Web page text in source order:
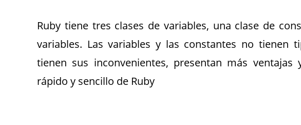
Ruby tiene tres clases de variables, una clase de
variables. Las variables y las constantes no tienen
tienen sus inconvenientes, presentan más
rápido y sencillo de Ruby